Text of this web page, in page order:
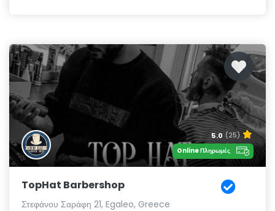
5.0 (25)
Online Πληρωμές
TopHat Barbershop
Στεφάνου Σαράφη 21, Egaleo, Greece